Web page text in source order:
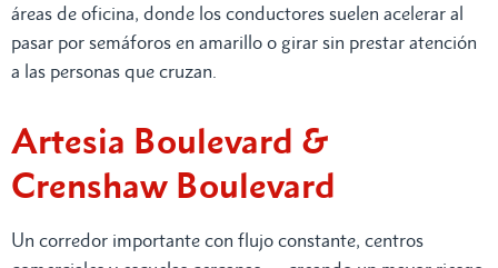
áreas de oficina, donde los conductores suelen acelerar al
pasar por semáforos en amarillo o girar sin prestar atención
a las personas que cruzan.
Artesia Boulevard &
Crenshaw Boulevard
Un corredor importante con flujo constante, centros